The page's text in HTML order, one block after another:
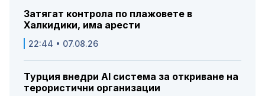
Затягат контрола по плажовете в
Халкидики, има арести
22:44 • 07.08.26
Турция внедри AI система за откриване на
терористични организации